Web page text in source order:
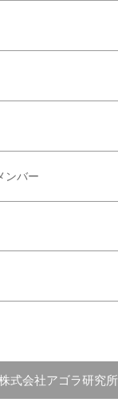
ンバー
式会社アゴラ研究所